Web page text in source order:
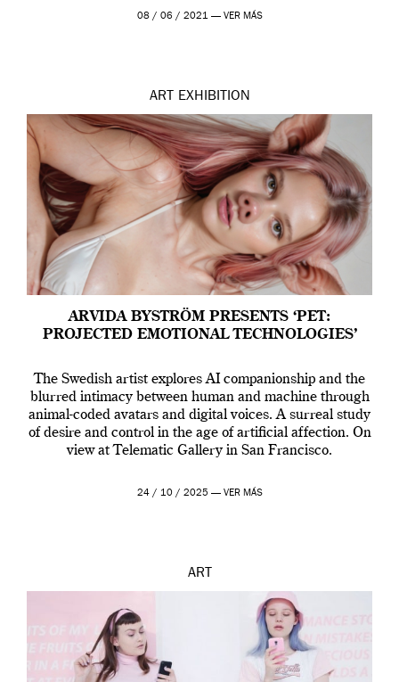
Madrid y la Wellcome […]
08 / 06 / 2021 — VER MÁS
ART EXHIBITION
ARVIDA BYSTRÖM PRESENTS ‘PET:
PROJECTED EMOTIONAL TECHNOLOGIES’
The Swedish artist explores AI companionship and the
blurred intimacy between human and machine through
animal-coded avatars and digital voices. A surreal study
of desire and control in the age of artificial affection. On
view at Telematic Gallery in San Francisco.
24 / 10 / 2025 — VER MÁS
ART